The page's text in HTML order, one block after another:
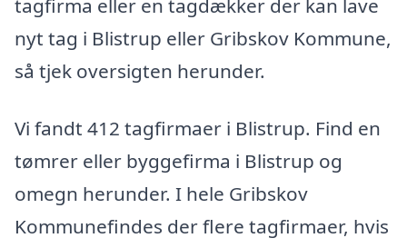
nyt tag i Blistrup eller Gribskov Kommune,
så tjek oversigten herunder.
Vi fandt 412 tagfirmaer i Blistrup. Find en
tømrer eller byggefirma i Blistrup og
omegn herunder. I hele Gribskov
Kommunefindes der flere tagfirmaer, hvis